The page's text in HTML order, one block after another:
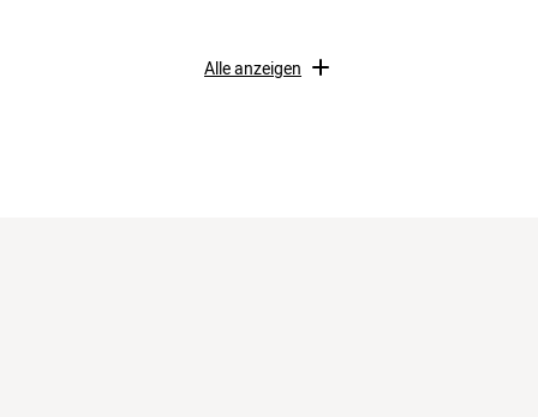
Alle anzeigen